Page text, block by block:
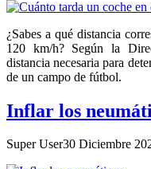
¿Sabes a qué distancia
120 km/h? Según la
distancia necesaria para
de un campo de fútbol.
Inflar los
Super User30 Diciembre